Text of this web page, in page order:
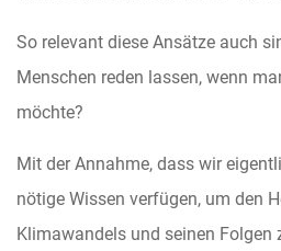
So relevant diese Ansätze auch
Menschen reden lassen, wenn
möchte?
Mit der Annahme, dass wir
nötige Wissen verfügen, um den
Klimawandels und seinen Folgen